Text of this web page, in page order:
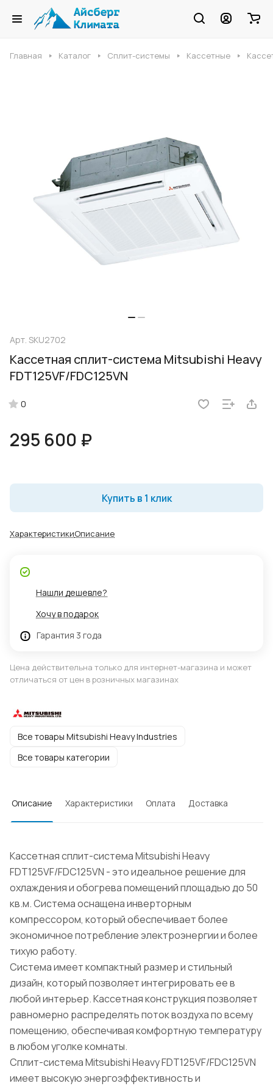
Главная Каталог Сплит-системы Кассетные
Арт. SKU2702
Кассетная сплит-система Mitsubishi Heavy
FDT125VF/FDC125VN
0
295 600 ₽
Купить в 1 клик
ХарактеристикиОписание
Нашли дешевле?
Хочу в подарок
Гарантия 3 года
Цена действительна только для интернет-магазина и может
отличаться от цен в розничных магазинах
Все товары Mitsubishi Heavy Industries
Все товары категории
Описание Характеристики Оплата Доставка
Кассетная сплит-система Mitsubishi Heavy
FDT125VF/FDC125VN - это идеальное решение для
охлаждения и обогрева помещений площадью до 50
кв.м. Система оснащена инверторным
компрессором, который обеспечивает более
экономичное потребление электроэнергии и более
тихую работу.
Система имеет компактный размер и стильный
дизайн, который позволяет интегрировать ее в
любой интерьер. Кассетная конструкция позволяет
равномерно распределять поток воздуха по всему
помещению, обеспечивая комфортную температуру
в любом уголке комнаты.
Сплит-система Mitsubishi Heavy FDT125VF/FDC125VN
имеет высокую энергоэффективность и